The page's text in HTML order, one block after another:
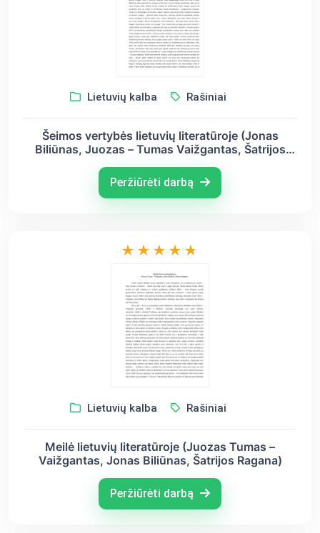
Lietuvių kalba Rašiniai
Šeimos vertybės lietuvių literatūroje (Jonas
Biliūnas, Juozas – Tumas Vaižgantas, Šatrijos
Peržiūrėti darbą
Lietuvių kalba Rašiniai
Meilė lietuvių literatūroje (Juozas Tumas –
Vaižgantas, Jonas Biliūnas, Šatrijos Ragana)
Peržiūrėti darbą